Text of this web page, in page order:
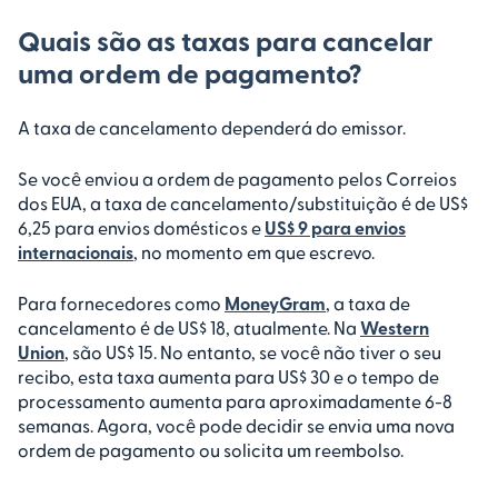
Quais são as taxas para cancelar
uma ordem de pagamento?
A taxa de cancelamento dependerá do emissor.
Se você enviou a ordem de pagamento pelos Correios
dos EUA, a taxa de cancelamento/substituição é de US$
6,25 para envios domésticos e US$ 9 para envios
internacionais, no momento em que escrevo.
Para fornecedores como MoneyGram, a taxa de
cancelamento é de US$ 18, atualmente. Na Western
Union, são US$ 15. No entanto, se você não tiver o seu
recibo, esta taxa aumenta para US$ 30 e o tempo de
processamento aumenta para aproximadamente 6-8
semanas. Agora, você pode decidir se envia uma nova
ordem de pagamento ou solicita um reembolso.